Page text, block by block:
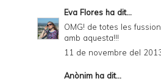
Eva Flores ha dit...
OMG! de totes les
amb aquesta!!!
11 de novembre del
Anònim ha dit...